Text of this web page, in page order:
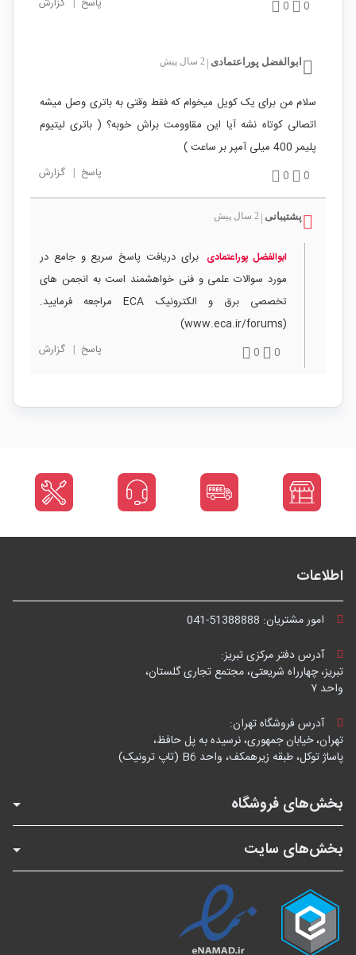
0
0 پاسخ | گزارش
ابوالفضل پوراعتمادی 2 سال پیش
سلام من برای یک کویل میخوام که فقط وقتی به باتری وصل میشه
اتصالی کوتاه نشه آیا این مقاوومت براش خوبه؟ ( باتری لیتیوم
پلیمر 400 میلی آمپر بر ساعت )
0
0 پاسخ | گزارش
پشتیبانی 2 سال پیش
ابوالفضل پوراعتمادی برای دریافت پاسخ سریع و جامع در
مورد سوالات علمی و فنی خواهشمند است به انجمن های
تخصصی برق و الکترونیک ECA مراجعه فرمایید.
(www.eca.ir/forums)
0
0 پاسخ | گزارش
اطلاعات
امور مشتریان: 041-51388888
آدرس دفتر مرکزی تبریز:
تبریز، چهارراه شریعتی، مجتمع تجاری گلستان،
واحد ۷
آدرس فروشگاه تهران:
تهران، خیابان جمهوری، نرسیده به پل حافظ،
پاساژ توکل، طبقه زیرهمکف، واحد B6 (تاپ ترونیک)
بخش‌های فروشگاه
بخش‌های سایت